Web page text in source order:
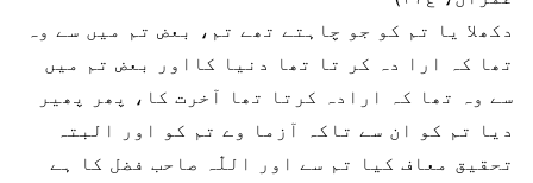
دکھلا یا تم کو جو چاہتے تھے تم، بعض تم میں سے وہ
تھا کہ ارا دہ کر تا تھا دنیا کااور بعض تم میں
سے وہ تھا کہ ارادہ کرتا تھا آخرت کا، پھر پھیر
دیا تم کو ان سے تاکہ آزما وے تم کو اور البتہ
تحقیق معاف کیا تم سے اور اللّٰہ صاحب فضل کا ہے